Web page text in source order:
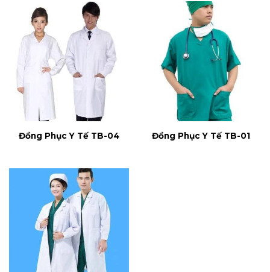
Đồng Phục Y Tế TB-04 Đồng Phục Y Tế TB-01